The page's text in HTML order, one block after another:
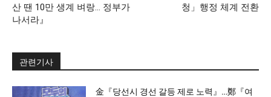
산 땐 10만 생계 벼랑… 정부가
나서라』
청」행정 체계 전환
관련기사
金『당선시 경선 갈등 제로 노력』…鄭『여